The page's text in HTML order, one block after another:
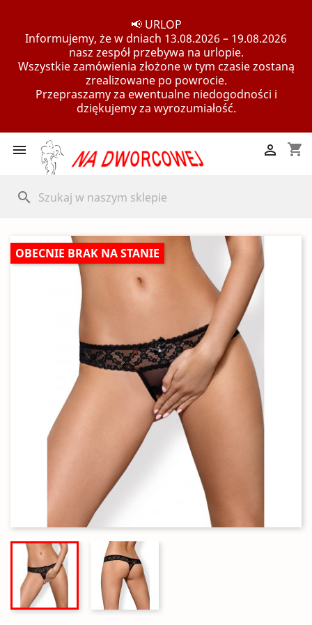
📢 URLOP
Informujemy, że w dniach 13.08.2026 – 19.08.2026
nasz zespół przebywa na urlopie.
Wszystkie zamówienia złożone w tym czasie zostaną
zrealizowane po powrocie.
Przepraszamy za ewentualne niedogodności i
dziękujemy za wyrozumiałość.
 shopping_cart

search
OBECNIE BRAK NA STANIE